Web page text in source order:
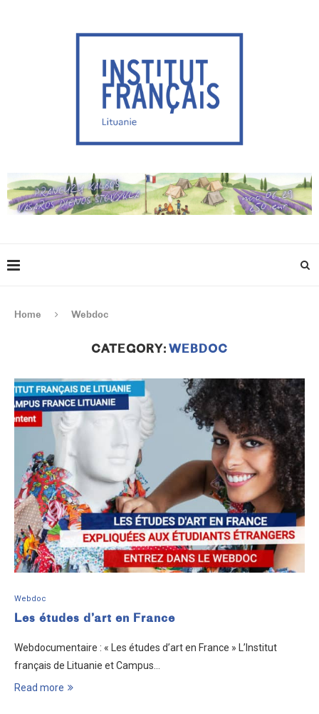
Home Webdoc
CATEGORY: WEBDOC
Webdoc
Les études d’art en France
Webdocumentaire : « Les études d’art en France » L’Institut
français de Lituanie et Campus…
Read more